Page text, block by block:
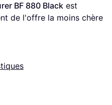
BF 880 Black
de l'offre la moins chère